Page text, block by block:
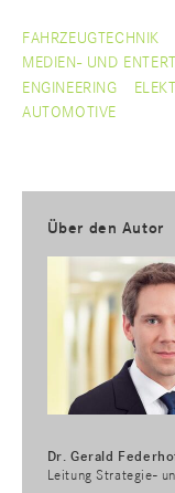
FAHRZEUGTECHNIK
MEDIEN- UND
ENGINEERING
AUTOMOTIVE
Über den Autor
Dr. Gerald
Leitung Strategie-